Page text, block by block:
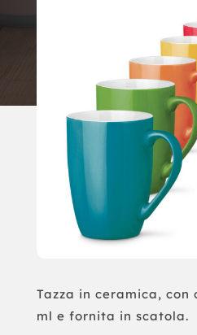
Tazza in ceramica,
ml e fornita in scatola.